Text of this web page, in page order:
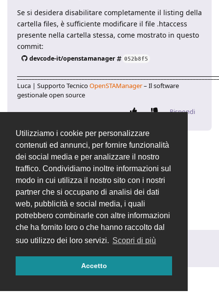
Utilizziamo i cookie per personalizzare
contenuti ed annunci, per fornire funzionalità
dei social media e per analizzare il nostro
traffico. Condividiamo inoltre informazioni sul
modo in cui utilizza il nostro sito con i nostri
partner che si occupano di analisi dei dati
web, pubblicità e social media, i quali
potrebbero combinarle con altre informazioni
che ha fornito loro o che hanno raccolto dal
suo utilizzo dei loro servizi. Scopri di più
Accetto
Se si desidera disabilitare completamente il listing della
cartella files, è sufficiente modificare il file .htaccess
presente nella cartella stessa, come mostrato in questo
commit:
devcode-it/openstamanager 052b8f5
Luca | Supporto TecnicoOpenSTAManager– Il software
gestionale open source
Rispondi
Valentinaha chiuso la discussione7 ott 2025
Valentina ha cambiato il titolo in[RISOLTO]
Cartella /files visibile al browser 7 ott 2025
Rispondi alla discussione...